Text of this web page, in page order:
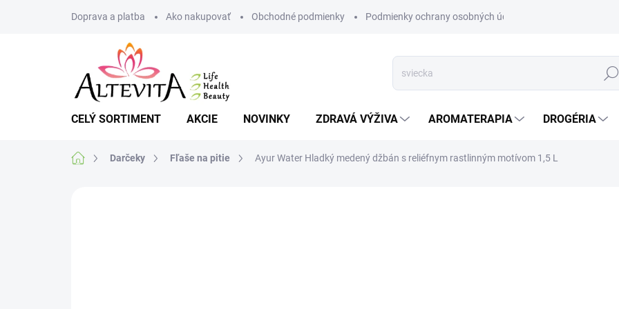
Doprava a platba Ako nakupovať Obchodné podmienky Podmienky ochrany osobných údajov
CELÝ SORTIMENT AKCIE NOVINKY ZDRAVÁ VÝŽIVA AROMATERAPIA DROGÉRIA
DomovDarčeky Fľaše na pitie Ayur Water Hladký medený džbán s reliéfnym rastlinným motívom 1,5 L